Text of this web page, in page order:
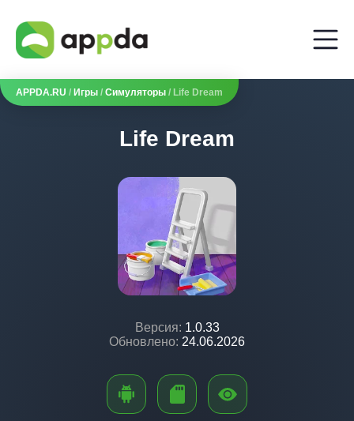
APPDA.RU / Игры / Симуляторы / Life Dream
Life Dream
Версия: 1.0.33
Обновлено: 24.06.2026